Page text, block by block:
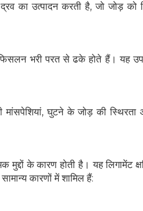
का उत्पादन करती है, जो जोड़ को
भरी परत से ढके होते हैं। यह
घुटने के जोड़ की स्थिरता
के कारण होती है। यह लिगामेंट
कारणों में शामिल हैं:
ज्वाइन करें
निचे बॉक्स में अपना ईमेल एंटर करें